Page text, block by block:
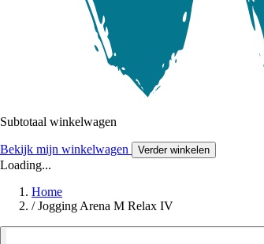
Subtotaal winkelwagen
Bekijk mijn winkelwagen Verder winkelen
Loading...
Home
/ Jogging Arena M Relax IV